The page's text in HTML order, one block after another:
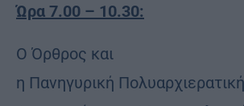
Ώρα 7.00 – 10.30:
Ο Όρθρος και
η Πανηγυρική